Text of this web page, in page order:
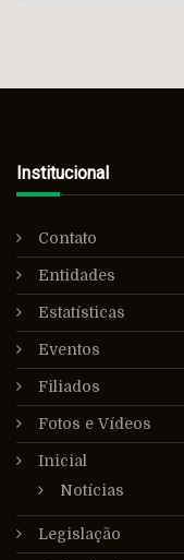
Institucional
Contato
Entidades
Estatísticas
Eventos
Filiados
Fotos e Vídeos
Inicial
Notícias
Legislação